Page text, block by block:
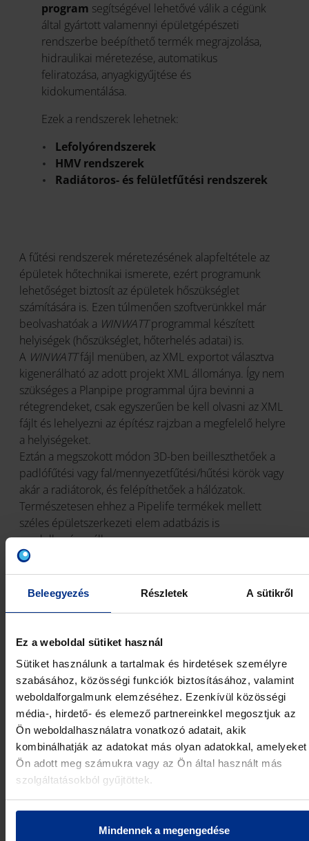
Beleegyezés Részletek A sütikről
Ez a weboldal sütiket használ
Sütiket használunk a tartalmak és hirdetések személyre
szabásához, közösségi funkciók biztosításához, valamint
weboldalforgalmunk elemzéséhez. Ezenkívül közösségi
média-, hirdető- és elemező partnereinkkel megosztjuk az
Ön weboldalhasználatra vonatkozó adatait, akik
kombinálhatják az adatokat más olyan adatokkal, amelyeket
Ön adott meg számukra vagy az Ön által használt más
szolgáltatásokból gyűjtöttek.
Mindennek a megengedése
program segítségével lehetővé válik a cégünk
által gyártott valamennyi épületgépészeti
rendszerbe beépíthető termék megrajzolása,
hidraulikai méretezése, automatikus
feliratozása, anyagkigyűjtése és
kidokumentálása.
Ezek a rendszerek lehetnek:
Lefolyórendszerek
HMV rendszerek
Radiátoros- és felületfűtési rendszerek
A fűtési rendszerek méretezésének alapfeltétele az
épületek hőtechnikai ismerete, ezért programunk
lehetőséget biztosít az épületek hőszükséglet
számítására is. Ezen túlmenően szoftverünkkel már
beolvashatóak a WINWATTprogrammal készített
helyiségek (hőszükséglet, hőterhelés adatai) is.
A WINWATTfájl menüben, az XML exportot választva
kigenerálható az adott projekt XML állománya. Így nem
szükséges a Planpipe programmal újra bevinni a
rétegrendeket, csak egyszerűen be kell olvasni az XML
fájlt és lehelyezni az építész rajzban a megfelelő helyre
a helyiségeket.
Eztán a megszokott módon 3D-ben beilleszthetőek a
padlófűtési vagy fal/mennyezetfűtési/hűtési körök vagy
akár a radiátorok, és felépíthetőek a hálózatok.
Természetesen ehhez a Pipelife termékek mellett
széles épületszerkezeti elem adatbázis is
rendelkezésre áll.
Saját fejlesztésű épületgépészeti méretező
2007- 2026-os programokon fut, használatához nem
szükséges a felhasználónak egy új (idegen) grafikai
igénybe és a program összesen 7MB szabad
lemezterületet igényel. Telepítéskor az AutoCAD nem
futhat. Ezután az ACAD elindításakor a képernyőn
megjelenő új ikonok segítségével használható
programunk, emellett természetesen továbbra is
használható marad az összes korábbi, a felhasználó által
elvégzett egyedi beállítás (pl.: betűparancsok… stb.).
TERVEZŐPROGRAM